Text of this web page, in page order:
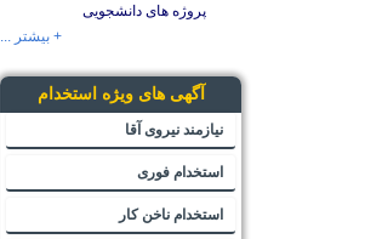
پروژه های دانشجویی
+ بیشتر ...
آگهی های ویژه استخدام
نیازمند نیروی آقا
استخدام فوری
استخدام ناخن کار